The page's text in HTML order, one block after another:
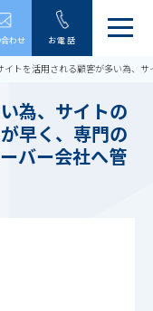
わせ お電話
メ
ュ
開
閉
す
る
イトを活用される顧客が多い為、
為、サイトの
早く、専門の
バー会社へ管